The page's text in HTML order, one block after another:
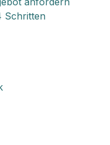
Schritten